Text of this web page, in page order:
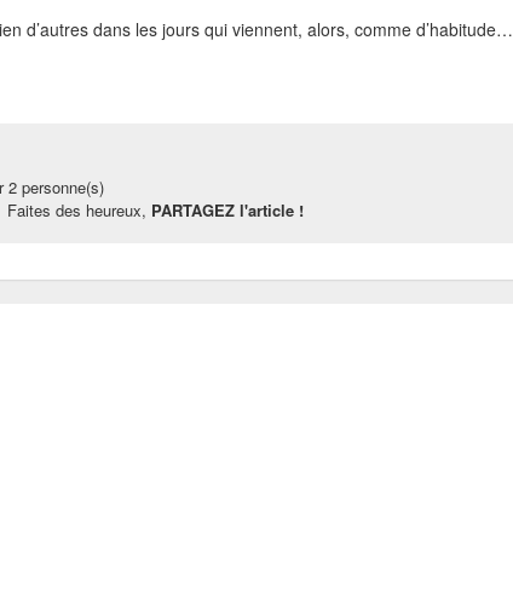
d’autres dans les jours qui viennent, alors, comme d’habitude…
2 personne(s)
Faites des heureux, PARTAGEZ l'article !